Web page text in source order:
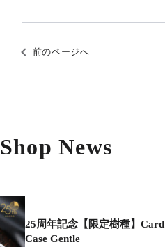
前のページへ
Shop News
25周年記念【限定樹種】Card
Case Gentle